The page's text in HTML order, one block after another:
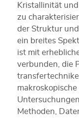
Kristallinität
zu
der Struktur
ein breites
ist mit
verbunden, die
Methoden,